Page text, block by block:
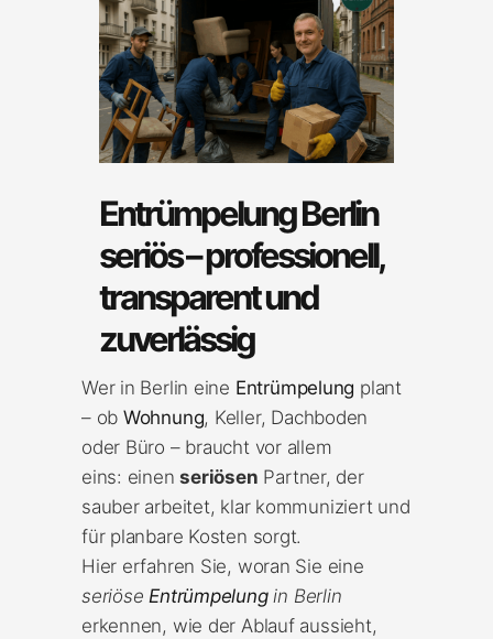
Entrümpelung Berlin
seriös – professionell,
transparent und
zuverlässig
Wer in Berlin eine Entrümpelung plant
– ob Wohnung, Keller, Dachboden
oder Büro – braucht vor allem
eins: einenseriösen Partner, der
sauber arbeitet, klar kommuniziert und
für planbare Kosten sorgt.
Hier erfahren Sie, woran Sie eine
seriöseEntrümpelungin Berlin
erkennen, wie der Ablauf aussieht,